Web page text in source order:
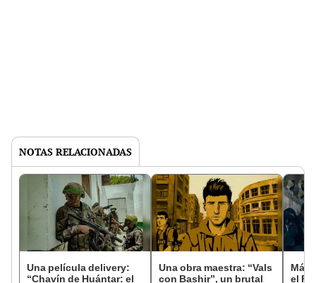
NOTAS RELACIONADAS
Una película delivery:
“Chavín de Huántar: el
Una obra maestra: “Vals
con Bashir”, un brutal
Más
el